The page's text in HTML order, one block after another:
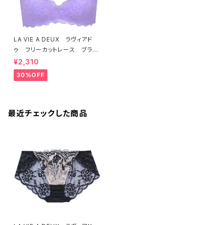
LA VIE A DEUX ラヴィアド
ゥ フリーカットレース ブラレ
ット ソフトブラ（ラベンダー）22
463 SALE 送料無料
¥2,310
30%OFF
最近チェックした商品